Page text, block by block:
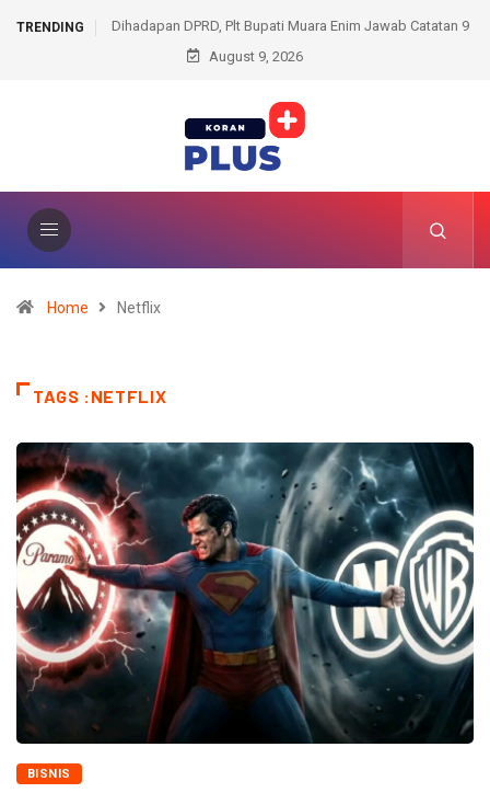
TRENDING
Pemkot-DPRD Prabumulih Bersiap Bahas APBD Perubahan
2026
August 9, 2026
Home Netflix
TAGS :NETFLIX
BISNIS